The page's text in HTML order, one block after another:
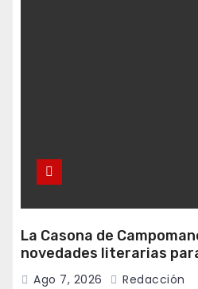
La Casona de
novedades literarias
Ago 7, 2026 Redacción